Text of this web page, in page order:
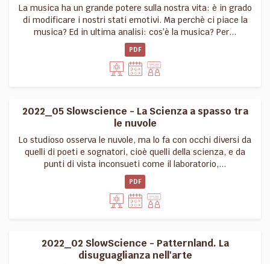
La musica ha un grande potere sulla nostra vita: è in grado
di modificare i nostri stati emotivi. Ma perchè ci piace la
musica? Ed in ultima analisi: cos’è la musica? Per...
PDF
2022_05 Slowscience - La Scienza a spasso tra
le nuvole
Lo studioso osserva le nuvole, ma lo fa con occhi diversi da
quelli di poeti e sognatori, cioè quelli della scienza, e da
punti di vista inconsueti come il laboratorio,...
PDF
2022_02 SlowScience - Patternland. La
disuguaglianza nell'arte